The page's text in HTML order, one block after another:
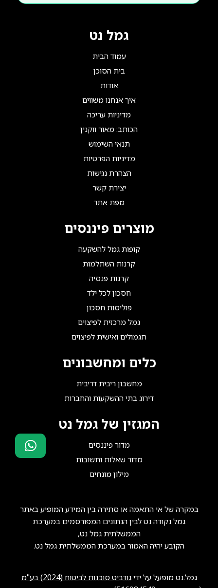
גמל נט
עמוד הבית
בית הסוכן
אודות
איך אנחנו משווים
מדיניות עריכה
הכותב: מאור ווקנין
תנאי השימוש
מדיניות הפרטיות
הצהרת נגישות
יצירת קשר
מפת אתר
מוצרים פיננסים
קופות גמל להשקעה
קרנות השתלמות
קרנות פנסיה
חסכון לכל ילד
פוליסות חסכון
גמל מרכזית לפיצוים
תגמולים ואישית לפיצוים
כלים ומחשבונים
מחשבון ריבית דריבית
דירוג בתי ההשקעות והחברות
המגזין של גמל נט
מדור פיננסים
מדור שאלות ותשובות
מילון מונחים
במקרה של אי התאמה או סתירה בין המידע המופיע באתר
גמל נקודה נט לבין הנתונים המפורסמים במערכת
הממשלתית גמל נט,
הקובע יהיה האמור במערכת הממשלתית גמל נט.
גמל.נט מופעל על ידיגודביט סוכנות לביטוח (2024) בע"מ